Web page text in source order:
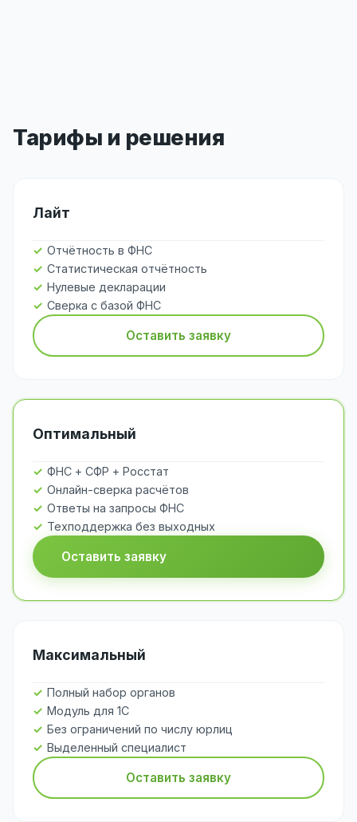
Тарифы и решения
Лайт
Отчётность в ФНС
Статистическая отчётность
Нулевые декларации
Сверка с базой ФНС
Оставить заявку
Оптимальный
ФНС + СФР + Росстат
Онлайн-сверка расчётов
Ответы на запросы ФНС
Техподдержка без выходных
Оставить заявку
Максимальный
Полный набор органов
Модуль для 1С
Без ограничений по числу юрлиц
Выделенный специалист
Оставить заявку